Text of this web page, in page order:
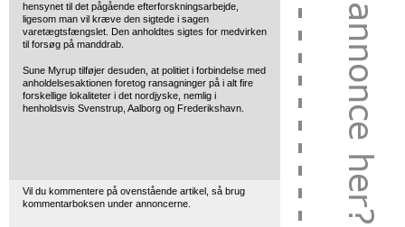
hensynet til det pågående efterforskningsarbejde,
ligesom man vil kræve den sigtede i sagen
varetægtsfængslet. Den anholdtes sigtes for medvirken
til forsøg på manddrab.
Sune Myrup tilføjer desuden, at politiet i forbindelse med
anholdelsesaktionen foretog ransagninger på i alt fire
forskellige lokaliteter i det nordjyske, nemlig i
henholdsvis Svenstrup, Aalborg og Frederikshavn.
Vil du kommentere på ovenstående artikel, så brug
kommentarboksen under annoncerne.